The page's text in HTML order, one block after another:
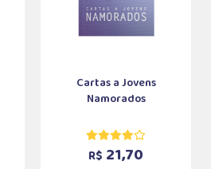
Cartas a Jovens
Namorados
R$ 21,70